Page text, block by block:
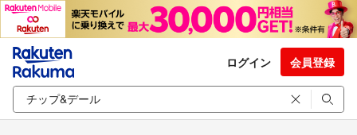
ログイン 会員登録